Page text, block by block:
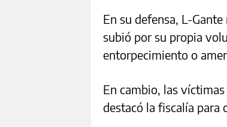
En su defensa, L-
subió por su propia
entorpecimiento o
En cambio, las
destacó la fiscalía para